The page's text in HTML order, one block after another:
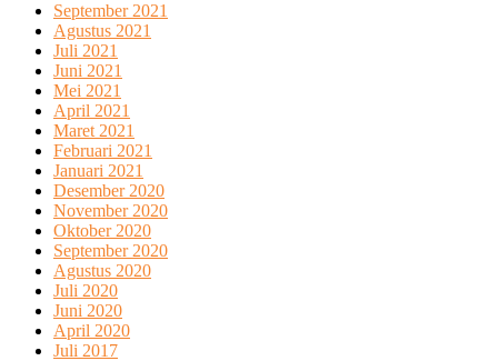
September 2021
Agustus 2021
Juli 2021
Juni 2021
Mei 2021
April 2021
Maret 2021
Februari 2021
Januari 2021
Desember 2020
November 2020
Oktober 2020
September 2020
Agustus 2020
Juli 2020
Juni 2020
April 2020
Juli 2017